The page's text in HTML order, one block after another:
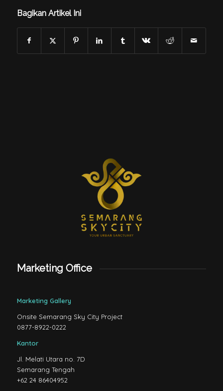
Bagikan Artikel Ini
Marketing Office
Marketing Gallery
Onsite Semarang Sky City Project
0877-8922-0222
Kantor
Jl. Melati Utara no. 7D
Semarang Tengah
+62 24 86404952